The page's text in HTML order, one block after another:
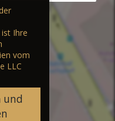
Ihre
vom
LLC
und